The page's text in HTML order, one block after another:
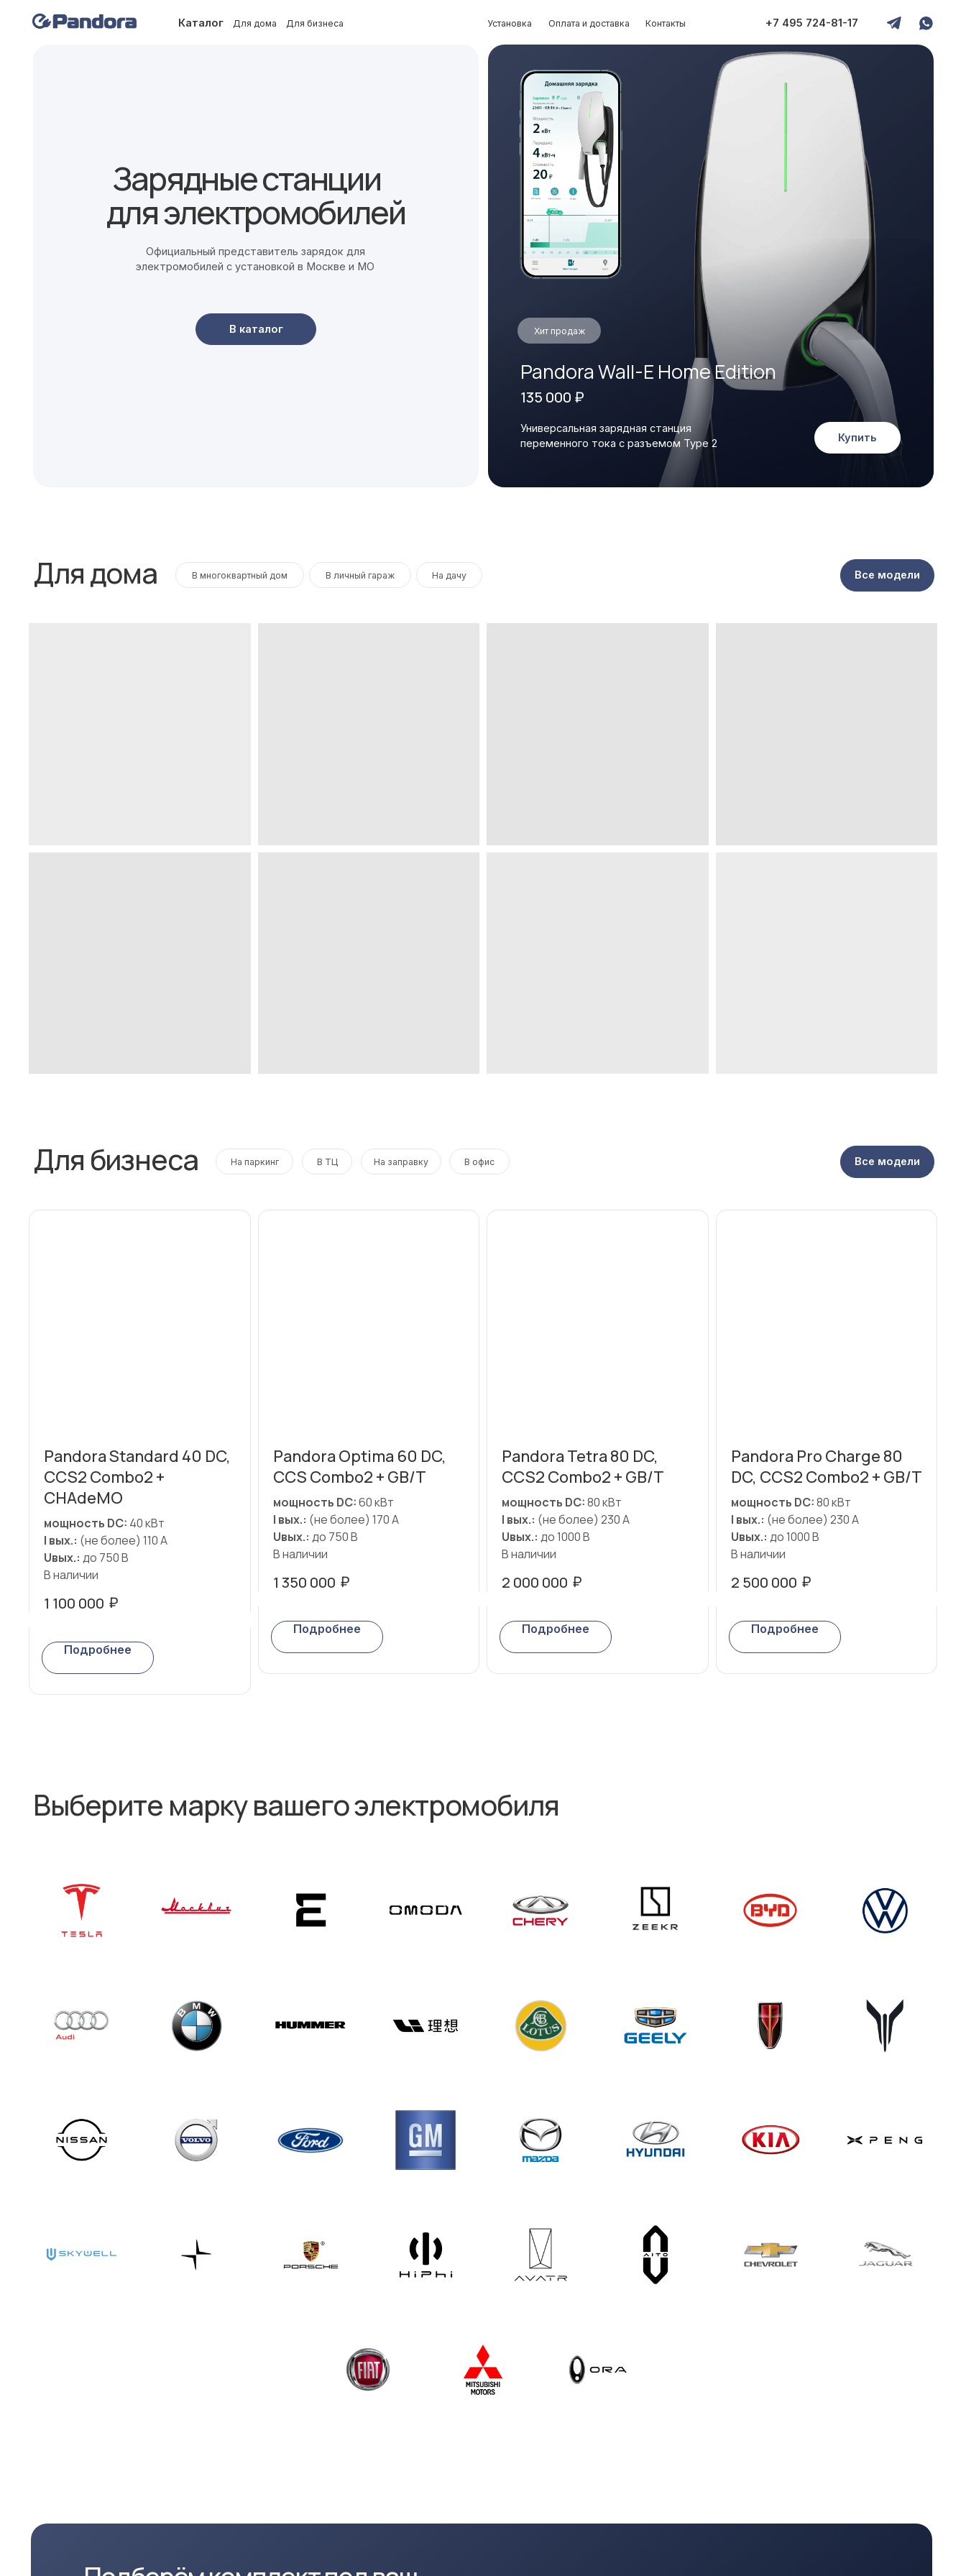
Каталог Для дома Для бизнеса Оплата и доставка Контакты +7 495 724-81-17
Зарядные станции
для электромобилей
Официальный представитель зарядок для
Купить
Pandora Wall-E Home Edition
Универсальная зарядная станция
переменного тока c разъемом Type 2
Pandora Standard 40 DC,
CCS2 Combo2 +
CHAdeMO
мощность DC: 40 кВт
I вых.: (не более) 110 А
Uвых.: до 750 В
В наличии
1 100 000 ₽
Подробнее
Pandora Optima 60 DC,
CCS Combo2 + GB/T
мощность DC:60 кВт
I вых.: (не более) 170 А
Uвых.: до 750 В
В наличии
1 350 000 ₽
Подробнее
Pandora Tetra 80 DC,
CCS2 Combo2 + GB/T
мощность DC:80 кВт
I вых.: (не более) 230 А
Uвых.: до 1000 В
В наличии
2 000 000 ₽
Подробнее
Pandora Pro Charge 80
DC, CCS2 Combo2 + GB/T
мощность DC:80 кВт
I вых.: (не более) 230 А
Uвых.: до 1000 В
В наличии
2 500 000 ₽
Подробнее
Выберите марку вашего электромобиля
Оставить заявку